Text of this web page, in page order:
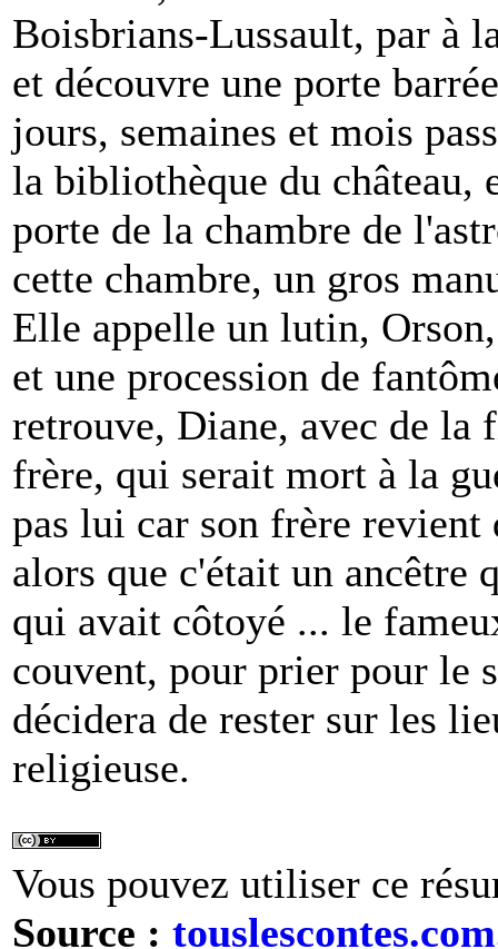
Boisbrians-Lussault, par à
et découvre une porte
jours, semaines et mois
la bibliothèque du château,
porte de la chambre de
cette chambre, un gros
Elle appelle un lutin,
et une procession de
retrouve, Diane, avec de la
frère, qui serait mort à la
pas lui car son frère revient
alors que c'était un ancêtre
qui avait côtoyé ... le
couvent, pour prier pour le
décidera de rester sur les
religieuse.
Vous pouvez utiliser ce
Source : touslescontes.com